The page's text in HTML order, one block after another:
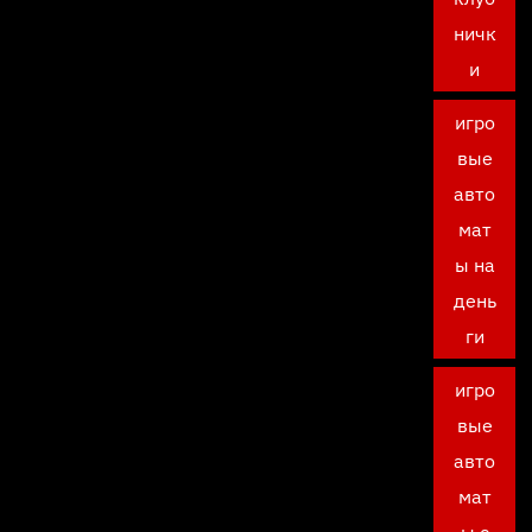
ничк
и
игро
вые
авто
мат
ы на
день
ги
игро
вые
авто
мат